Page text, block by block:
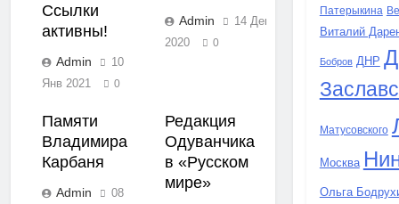
Ссылки
активны!
Admin
10
Янв 2021
0
Admin
14 Дек
2020
0
Памяти
Владимира
Карбаня
Admin
08
Редакция
Одуванчика
в «Русском
мире»
Патерыкина
Виталий
Бобров ДНР
Матусовского
Москва
Ольга